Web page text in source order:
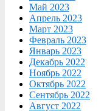
Май 2023
Апрель 2023
Март 2023
Февраль 2023
Январь 2023
Декабрь 2022
Ноябрь 2022
Октябрь 2022
Сентябрь 2022
Август 2022